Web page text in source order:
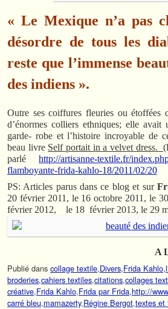
« Le Mexique n’a pas
désordre de tous les
reste que l’immense
des indiens ».
Outre ses coiffures fleuries ou étoffées
d’énormes colliers ethniques; elle avait
garde- robe et l’histoire incroyable de
beau livre Self portait in a velvet dress. (
parlé http://artisanne-textile.fr/
flamboyante-frida-kahlo-18/2011/02/20
PS: Articles parus dans ce blog et sur
20 février 2011, le 16 octobre 2011, le
février 2012, le 18 février 2013, le 29
A
Publié dans collage textile,Divers,Frida Kahlo,
broderies,cahiers textiles,citations,collages
créative,Frida Kahlo,Frida par Frida,http://
carré bleu,mamazerty,Régine Bergot,textes et